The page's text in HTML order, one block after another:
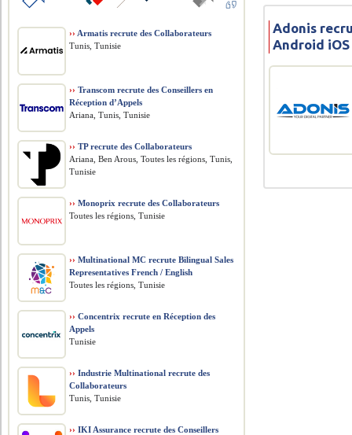
Adonis
Android iOS
›› Armatis recrute des Collaborateurs
Tunis, Tunisie
›› Transcom recrute des Conseillers en
Réception d’Appels
Ariana, Tunis, Tunisie
›› TP recrute des Collaborateurs
Ariana, Ben Arous, Toutes les régions, Tunis,
Tunisie
›› Monoprix recrute des Collaborateurs
Toutes les régions, Tunisie
›› Multinational MC recrute Bilingual Sales
Representatives French / English
Toutes les régions, Tunisie
›› Concentrix recrute en Réception des
Appels
Tunisie
›› Industrie Multinational recrute des
Collaborateurs
Tunis, Tunisie
›› IKI Assurance recrute des Conseillers